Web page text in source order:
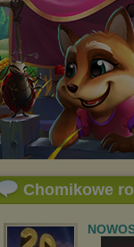
Chomikowe